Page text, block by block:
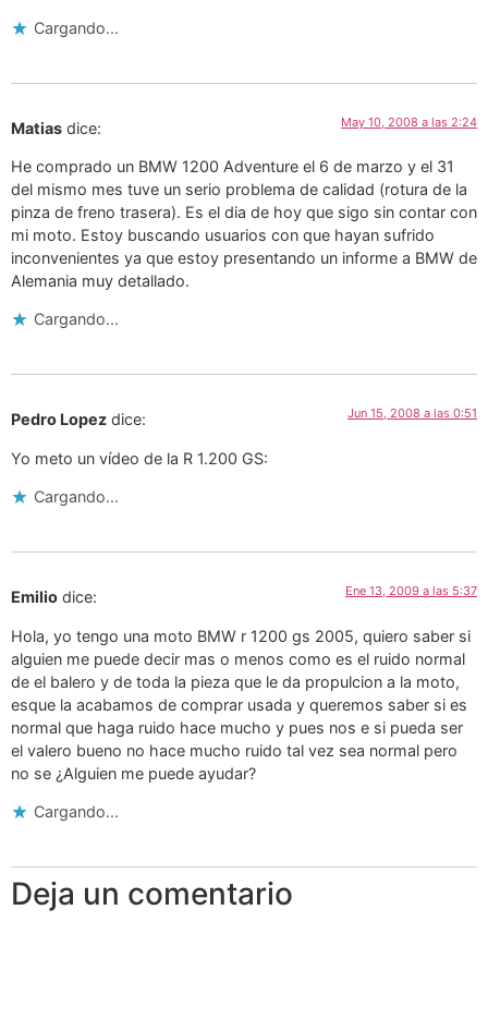
Cargando...
Matias dice: May 10, 2008 a las 2:24
He comprado un BMW 1200 Adventure el 6 de marzo y el 31
del mismo mes tuve un serio problema de calidad (rotura de la
pinza de freno trasera). Es el dia de hoy que sigo sin contar con
mi moto. Estoy buscando usuarios con que hayan sufrido
inconvenientes ya que estoy presentando un informe a BMW de
Alemania muy detallado.
Cargando...
Pedro Lopez dice: Jun 15, 2008 a las 0:51
Yo meto un vídeo de la R 1.200 GS:
Cargando...
Emilio dice: Ene 13, 2009 a las 5:37
Hola, yo tengo una moto BMW r 1200 gs 2005, quiero saber si
alguien me puede decir mas o menos como es el ruido normal
de el balero y de toda la pieza que le da propulcion a la moto,
esque la acabamos de comprar usada y queremos saber si es
normal que haga ruido hace mucho y pues nos e si pueda ser
el valero bueno no hace mucho ruido tal vez sea normal pero
no se ¿Alguien me puede ayudar?
Cargando...
Deja un comentario